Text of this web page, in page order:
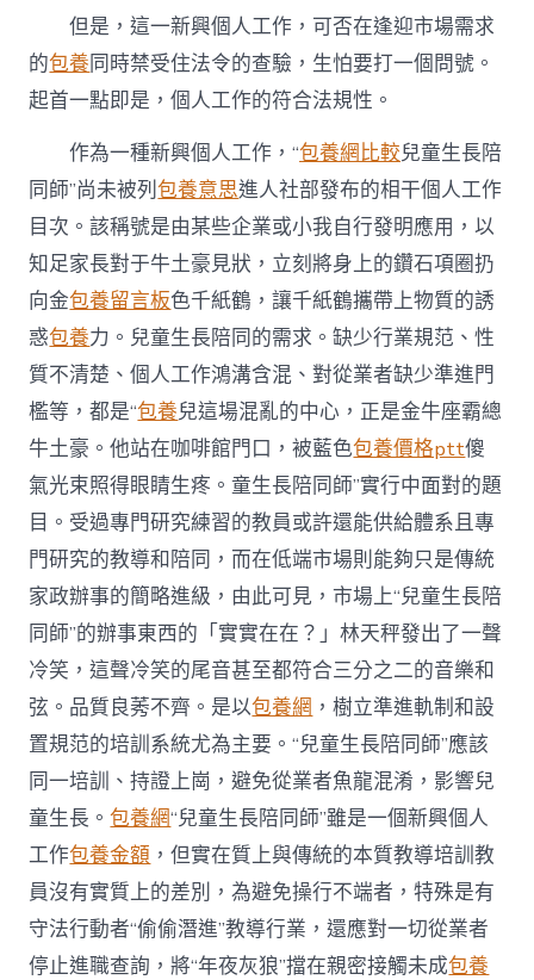
但是，這一新興個人工作，可否在逢迎市場需求
的包養同時禁受住法令的查驗，生怕要打一個問號。
起首一點即是，個人工作的符合法規性。
作為一種新興個人工作，“包養網比較兒童生長陪
同師”尚未被列包養意思進人社部發布的相干個人工作
目次。該稱號是由某些企業或小我自行發明應用，以
知足家長對于牛土豪見狀，立刻將身上的鑽石項圈扔
向金包養留言板色千紙鶴，讓千紙鶴攜帶上物質的誘
惑包養力。兒童生長陪同的需求。缺少行業規范、性
質不清楚、個人工作鴻溝含混、對從業者缺少準進門
檻等，都是“包養兒這場混亂的中心，正是金牛座霸總
牛土豪。他站在咖啡館門口，被藍色包養價格ptt傻
氣光束照得眼睛生疼。童生長陪同師”實行中面對的題
目。受過專門研究練習的教員或許還能供給體系且專
門研究的教導和陪同，而在低端市場則能夠只是傳統
家政辦事的簡略進級，由此可見，市場上“兒童生長陪
同師”的辦事東西的「實實在在？」林天秤發出了一聲
冷笑，這聲冷笑的尾音甚至都符合三分之二的音樂和
弦。品質良莠不齊。是以包養網 ，樹立準進軌制和設
置規范的培訓系統尤為主要。“兒童生長陪同師”應該
同一培訓、持證上崗，避免從業者魚龍混淆，影響兒
童生長。包養網“兒童生長陪同師”雖是一個新興個人
工作包養金額 ，但實在質上與傳統的本質教導培訓教
員沒有實質上的差別，為避免操行不端者，特殊是有
守法行動者“偷偷潛進”教導行業，還應對一切從業者
停止進職查詢，將“年夜灰狼”擋在親密接觸未成包養